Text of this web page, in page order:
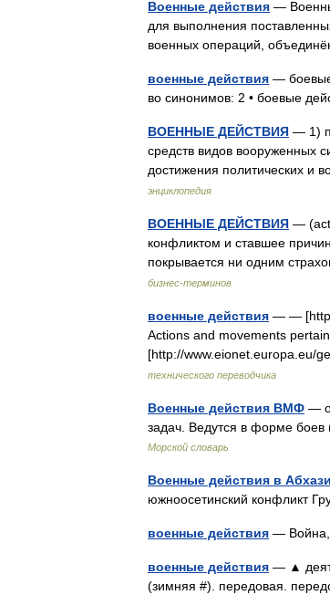
Военные действия —
для выполнения
военных операций,
военные действия — боевые
во синонимов: 2 • боевые
ВОЕННЫЕ ДЕЙСТВИЯ — 1)
средств видов вооруженных
достижения политических и
энциклопедия
ВОЕННЫЕ ДЕЙСТВИЯ — (act
конфликтом и ставшее
покрывается ни одним
бизнес-терминов
военные действия — —
Actions and movements
[http://www.eionet.europa.eu/
технического переводчика
Военные действия ВМФ —
задач. Ведутся в форме
Морской словарь
Военные действия в
южноосетинский конфликт
военные действия —
военные действия — ▲
(зимняя #). передовая.